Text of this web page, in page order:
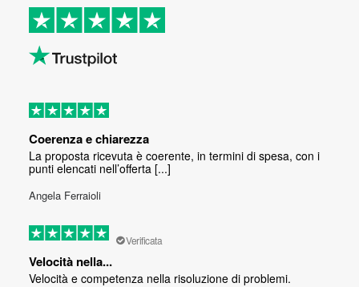
Coerenza e chiarezza
La proposta ricevuta è coerente, in termini di spesa, con i
punti elencati nell’offerta [...]
Angela Ferraioli
Verificata
Velocità nella...
Velocità e competenza nella risoluzione di problemi.